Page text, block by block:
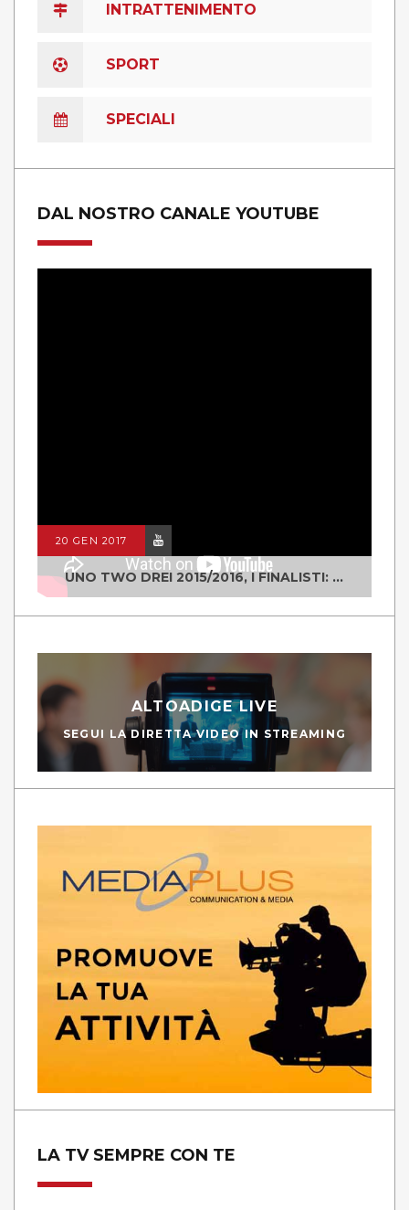
INTRATTENIMENTO
SPORT
SPECIALI
DAL NOSTRO CANALE YOUTUBE
20 GEN 2017
UNO TWO DREI 2015/2016, I FINALISTI: CLASSE IV ALS ISTITUTO "DEGASPERI" BORGO VALSUGANA
ALTOADIGE LIVE
SEGUI LA DIRETTA VIDEO IN STREAMING
LA TV SEMPRE CON TE